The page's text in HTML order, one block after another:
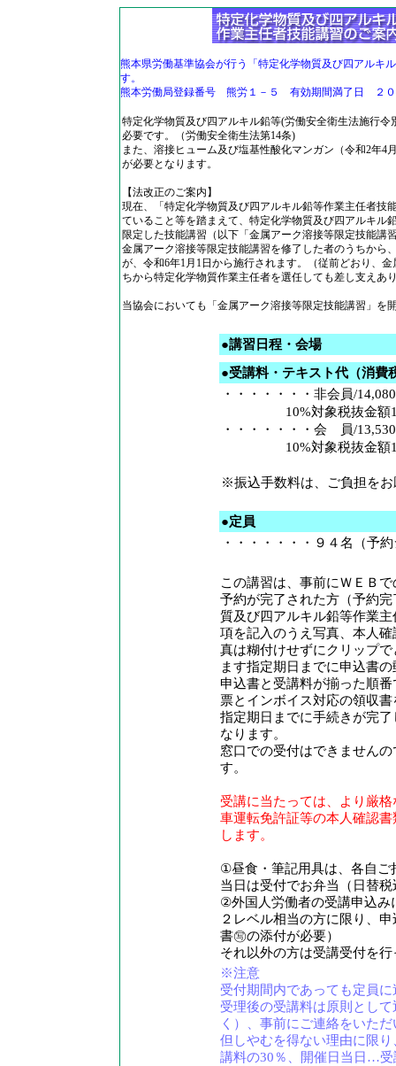
熊本県労働基準協会が行う「特定化学物質及び四アルキ
熊本労働局登録番号 熊労１－５ 有効期間満了日 ２０
特定化学物質及び四アルキル鉛等(労働安全衛生法施行
必要です。（労働安全衛生法第14条)
また、溶接ヒューム及び塩基性酸化マンガン（令和2年
が必要となります。
【法改正のご案内】
現在、「特定化学物質及び四アルキル鉛等作業主任者技
ていること等を踏まえて、特定化学物質及び四アルキル
限定した技能講習（以下「金属アーク溶接等限定技能講
金属アーク溶接等限定技能講習を修了した者のうちから
が、令和6年1月1日から施行されます。（従前どおり、
ちから特定化学物質作業主任者を選任しても差し支えあ
当協会においても「金属アーク溶接等限定技能講習」を
●講習日程・会場
●受講料・テキスト代（消費
・・・・・・・非会員/
10%対象税抜金額
・・・・・・・会 員/
10%対象税抜金額
※振込手数料は、ご負担をお
●定員
・・・・・・・９４名（予
この講習は、事前にＷＥＢ
予約が完了された方（予約
質及び四アルキル鉛等作業
項を記入のうえ写真、本人
真は糊付けせずにクリップ
ます指定期日までに申込書
申込書と受講料が揃った順
票とインボイス対応の領収
指定期日までに手続きが完
なります。
窓口での受付はできません
す。
受講に当たっては、より厳
車運転免許証等の本人確認
します。
①昼食・筆記用具は、各自ご
当日は受付でお弁当（日替
②外国人労働者の受講申込み
２レベル相当の方に限り、
書㊢の添付が必要）
それ以外の方は受講受付を
※注意
受付期間内であっても定員
受理後の受講料は原則とし
く）、事前にご連絡をいた
但しやむを得ない理由に限
講料の30％、開催日当日…